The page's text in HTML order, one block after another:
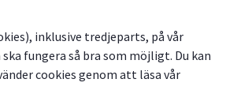
inklusive tredjeparts, på vår
fungera så bra som möjligt. Du kan
cookies genom att läsa vår